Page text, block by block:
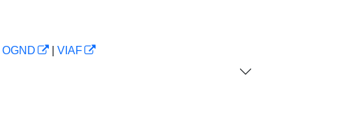
OGND
VIAF